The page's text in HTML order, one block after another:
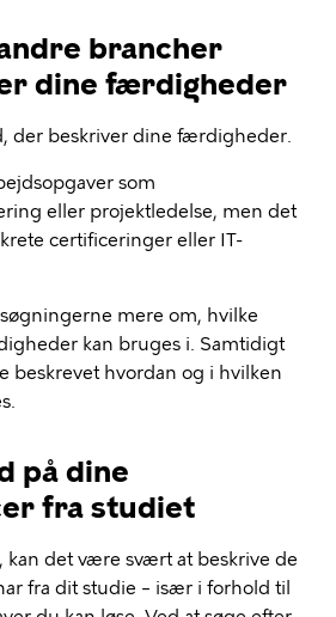
brancher
dine færdigheder
der beskriver dine færdigheder.
som
eller projektledelse, men det
certificeringer eller IT-
mere om, hvilke
kan bruges i. Samtidigt
beskrevet hvordan og i hvilken
på dine
fra studiet
kan det være svært at beskrive de
fra dit studie – især i forhold til